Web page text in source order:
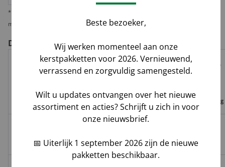
* Wij verzenden 1 kerstpakket standaard per pakketdienst, maar bieden u de
mogelijkheid deze per pallet te laten leveren i.v.m. veiligheid en zekerheid.
De voor- en nadelen per verzendoptie
Track
Trace
Garantie
leverdatum
Tijdvak
Risico op
vermissing
/ DHL
Beste bezoeker,
Wij werken momenteel aan onze
kerstpakketten voor 2026. Vernieuwend,
verrassend en zorgvuldig samengesteld.
Wilt u updates ontvangen over het nieuwe
assortiment en acties? Schrijft u zich in voor
onze nieuwsbrief.
📅 Uiterlijk 1 september 2026 zijn de nieuwe
pakketten beschikbaar.